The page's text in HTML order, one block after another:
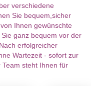
verschiedene
Sie bequem,sicher
Ihnen gewünschte
ganz bequem vor der
erfolgreicher
Wartezeit - sofort zur
steht Ihnen für